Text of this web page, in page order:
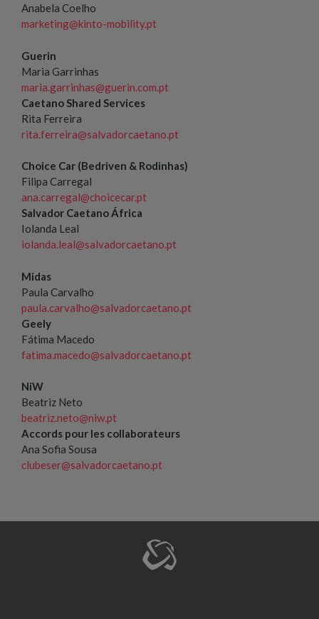
Anabela Coelho
marketing@kinto-mobility.pt
Guerin
Maria Garrinhas
maria.garrinhas@guerin.com.pt
Caetano Shared Services
Rita Ferreira
rita.ferreira@salvadorcaetano.pt
Choice Car (Bedriven & Rodinhas)
Filipa Carregal
ana.carregal@choicecar.pt
Salvador Caetano África
Iolanda Leal
iolanda.leal@salvadorcaetano.pt
Midas
Paula Carvalho
paula.carvalho@salvadorcaetano.pt
Geely
Fátima Macedo
fatima.macedo@salvadorcaetano.pt
NiW
Beatriz Neto
beatriz.neto@niw.pt
Accords pour les collaborateurs
Ana Sofia Sousa
clubeser@salvadorcaetano.pt